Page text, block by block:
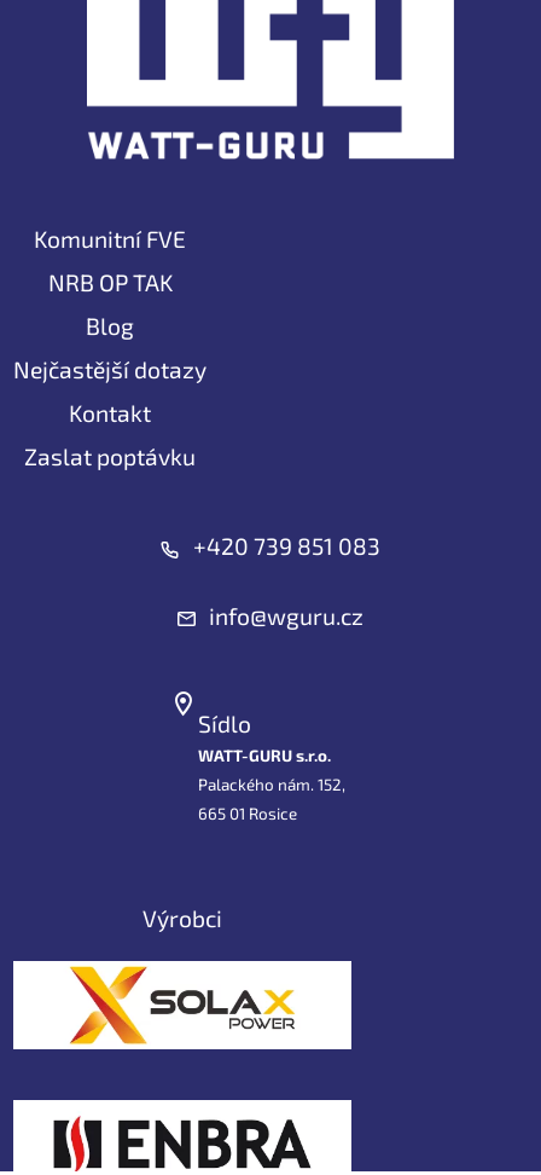
Komunitní FVE
NRB OP TAK
Blog
Nejčastější dotazy
Kontakt
Zaslat poptávku
+420 739 851 083
info@wguru.cz
Sídlo
WATT-GURU s.r.o.
Palackého nám. 152,
665 01 Rosice
Výrobci